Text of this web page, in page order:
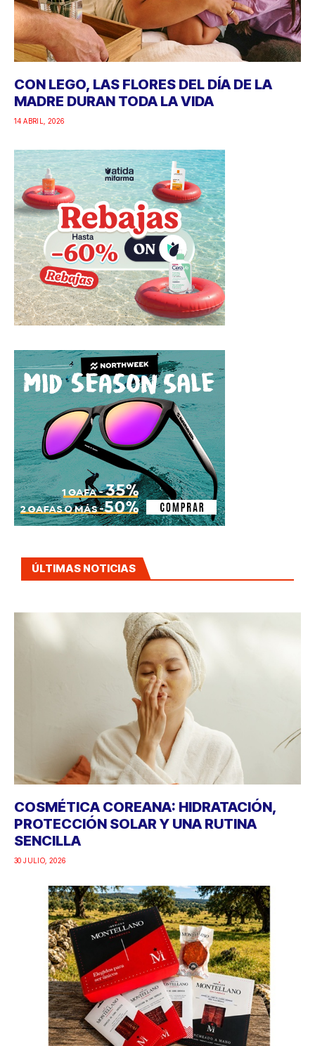
CON LEGO, LAS FLORES DEL DÍA DE LA
MADRE DURAN TODA LA VIDA
14 ABRIL, 2026
ÚLTIMAS NOTICIAS
COSMÉTICA COREANA: HIDRATACIÓN,
PROTECCIÓN SOLAR Y UNA RUTINA
SENCILLA
30 JULIO, 2026